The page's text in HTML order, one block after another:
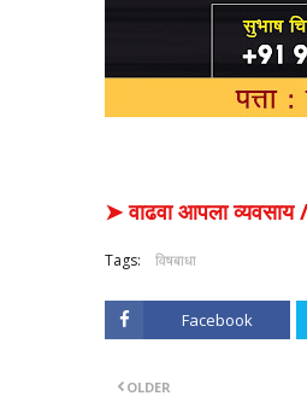
➤ वाढवा आपला
Tags: विषबाधा
Facebook
OLDER